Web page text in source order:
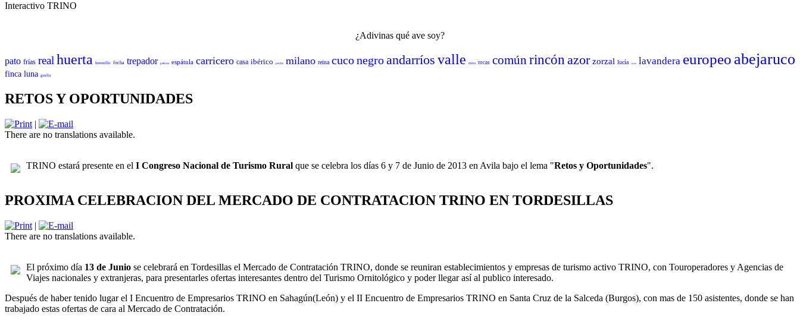
Interactivo TRINO
¿Adivinas qué ave soy?
pato frías real huerta herrerillo focha trepador paloma espátula carricero casa ibérico perdiz milano reina cuconegroandarríos valle mito rocas común rincón azor zorzal lucía sisón lavandera europeo abejaruco
finca luna grulla
RETOS Y OPORTUNIDADES
|
There are no translations available.
TRINO estará presente en el I Congreso Nacional de Turismo Rural que se celebra los días 6 y 7 de Junio de 2013 en Avila bajo el lema "Retos y Oportunidades".
PROXIMA CELEBRACION DEL MERCADO DE CONTRATACION TRINO EN TORDESILLAS
|
There are no translations available.
El próximo día 13 de Junio se celebrará en Tordesillas el Mercado de Contratación TRINO, donde se reuniran establecimientos y empresas de turismo activo TRINO, con Touroperadores y Agencias de
Viajes nacionales y extranjeras, para presentarles ofertas interesantes dentro del Turismo Ornitológico y poder llegar así al publico interesado.
Después de haber tenido lugar el I Encuentro de Empresarios TRINO en Sahagún(León) y el II Encuentro de Empresarios TRINO en Santa Cruz de la Salceda (Burgos), con mas de 150 asistentes, donde se han
trabajado estas ofertas de cara al Mercado de Contratación.